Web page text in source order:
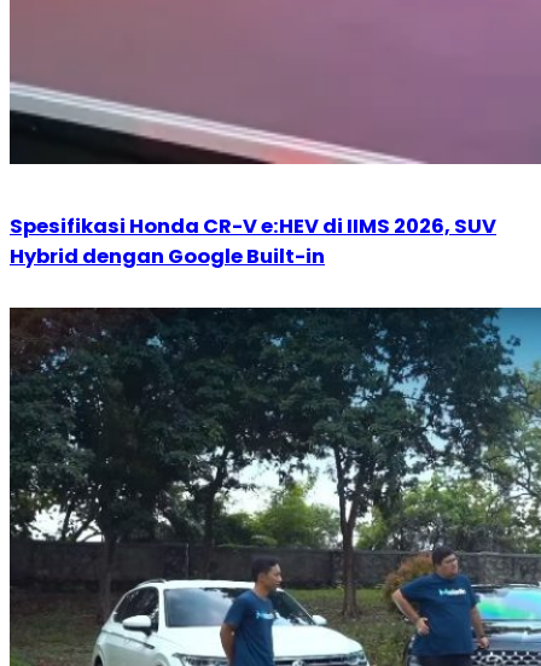
Spesifikasi Honda CR-V e:HEV di IIMS 2026, SUV
Hybrid dengan Google Built-in